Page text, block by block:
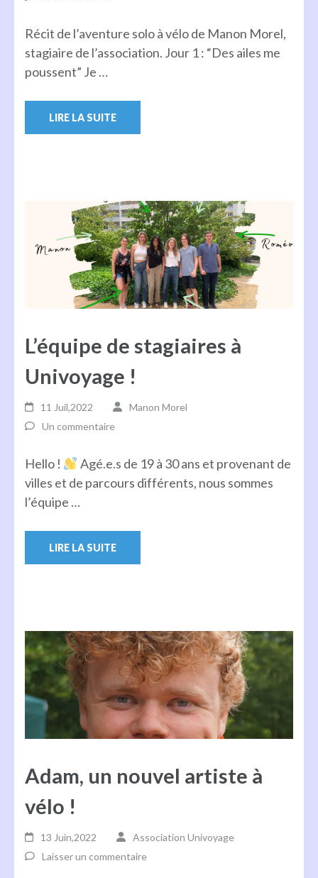
Récit de l’aventure solo à vélo de Manon Morel,
stagiaire de l’association. Jour 1 : “Des ailes me
poussent” Je …
LIRE LA SUITE
L’équipe de stagiaires à
Univoyage !
11 Juil,2022
Manon Morel
Un commentaire
Hello !
Agé.e.s de 19 à 30 ans et provenant de
villes et de parcours différents, nous sommes
l’équipe …
LIRE LA SUITE
Adam, un nouvel artiste à
vélo !
13 Juin,2022
Association Univoyage
Laisser un commentaire